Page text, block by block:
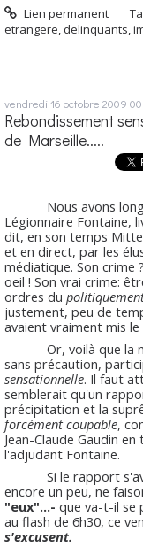
Lien permanent
etrangere delinquants
vendredi 16 octobre 2009
Rebondissement
de Marseille.....
Nous avons
Légionnaire Fontaine,
dit, en son temps
et en direct, par les
médiatique. Son crime
oeil ! Son vrai crime:
ordres du
justement, peu de
avaient vraiment mis
Or, voilà que la
sans précaution,
sensationnelle. Il faut
semblerait qu'un
précipitation et la
forcément coupable,
Jean-Claude Gaudin
l'adjudant Fontaine.
Si le rapport
encore un peu, ne
"eux"...- que va-t-il se
au flash de 6h30, ce
s'excusent.